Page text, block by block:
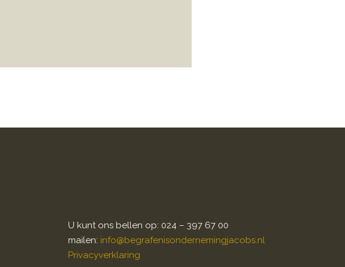
U kunt ons bellen op: 024 – 397 67 00
mailen: info@begrafenisondernemingjacobs.nl
Privacyverklaring